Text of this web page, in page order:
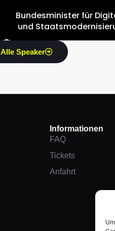
Bundesminister für
und
Alle Speaker
Informationen
FAQ
Tickets
Anfahrt